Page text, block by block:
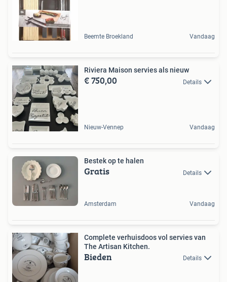
Beemte Broekland Vandaag
Riviera Maison servies als nieuw
€ 750,00 Details
Nieuw-Vennep Vandaag
Bestek op te halen
Gratis Details
Amsterdam Vandaag
Complete verhuisdoos vol servies van
The Artisan Kitchen.
Bieden Details